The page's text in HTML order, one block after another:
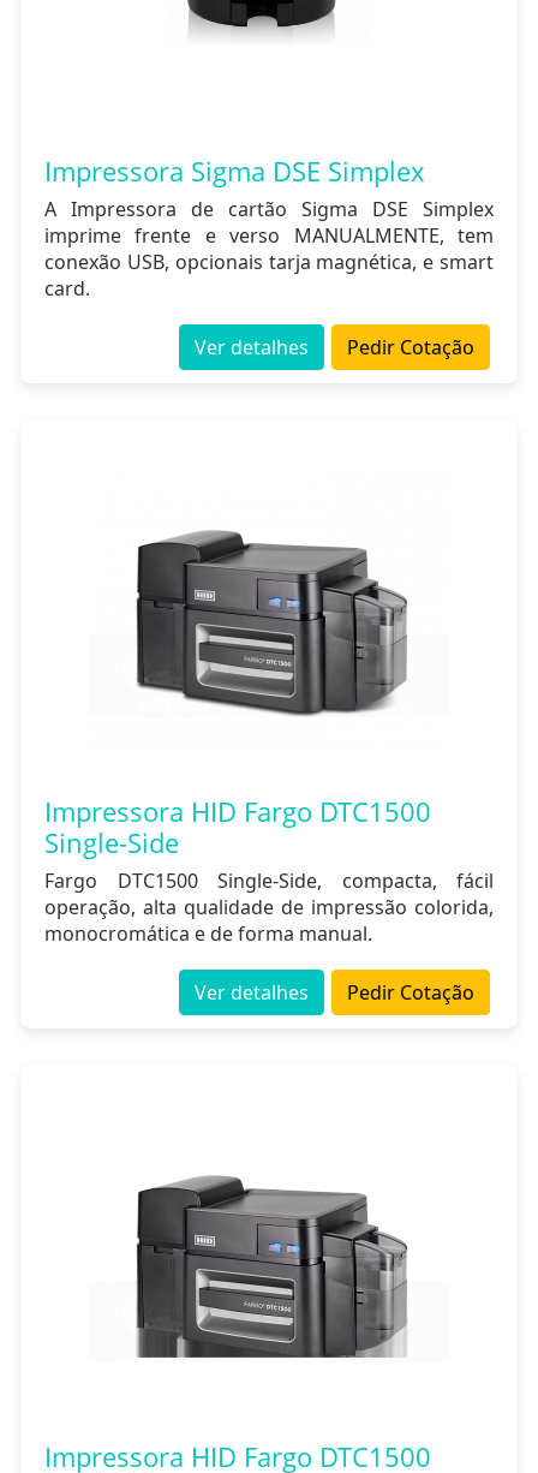
Impressora Sigma DSE Simplex
A Impressora de cartão Sigma DSE Simplex
imprime frente e verso MANUALMENTE, tem
conexão USB, opcionais tarja magnética, e smart
card.
Pedir Cotação
Ver detalhes
Impressora HID Fargo DTC1500
Single-Side
Fargo DTC1500 Single-Side, compacta, fácil
operação, alta qualidade de impressão colorida,
monocromática e de forma manual.
Pedir Cotação
Ver detalhes
Impressora HID Fargo DTC1500